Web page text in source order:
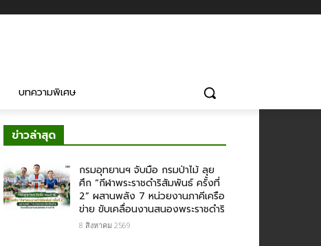
บทความพิเศษ
ข่าวล่าสุด
กรมอุทยานฯ จับมือ กรมป่าไม้ ลุย
ศึก “กีฬาพระราชดำริสัมพันธ์ ครั้งที่
2” ผสานพลัง 7 หน่วยงานภาคีเครือ
ข่าย ขับเคลื่อนงานสนองพระราชดำริ
8 สิงหาคม 2569